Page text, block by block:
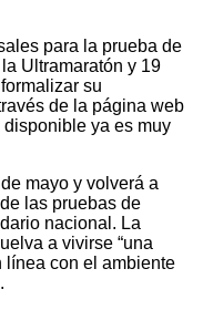
para la prueba de
Ultramaratón y 19
su
de la página web
ya es muy
mayo y volverá a
las pruebas de
nacional. La
a vivirse “una
línea con el ambiente